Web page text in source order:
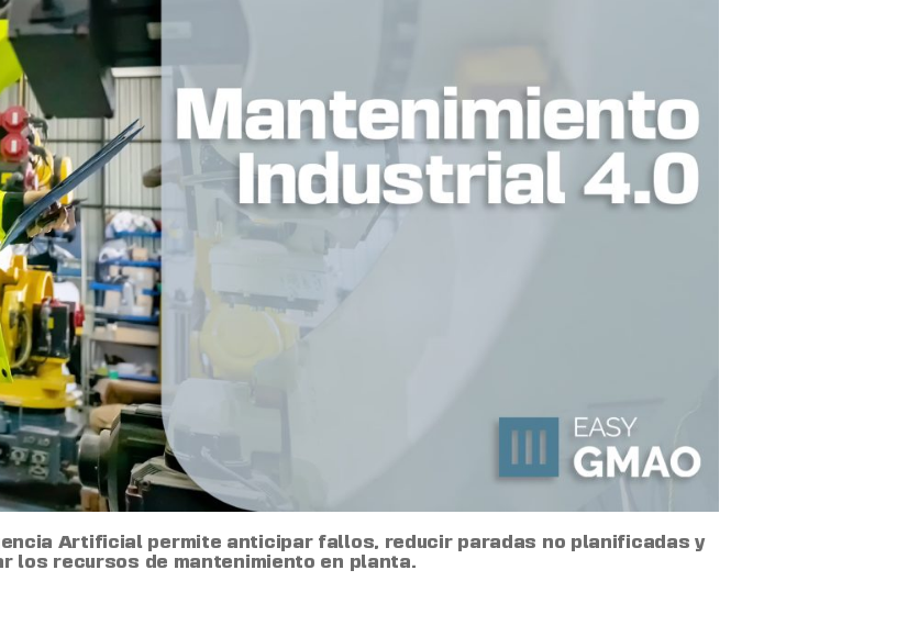
Artificial permite anticipar fallos, reducir paradas no planificadas y
los recursos de mantenimiento en planta.